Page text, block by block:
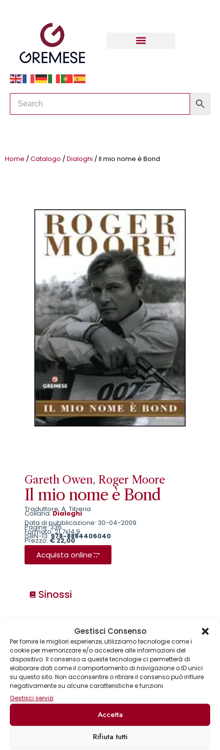
Gestisci Consenso
Per fornire le migliori esperienze, utilizziamo tecnologie come i
cookie per memorizzare e/o accedere alle informazioni del
dispositivo. Il consenso a queste tecnologie ci permetterà di
elaborare dati come il comportamento di navigazione o ID unici
su questo sito. Non acconsentire o ritirare il consenso può influire
negativamente su alcune caratteristiche e funzioni.
Gestisci servizi
Accetta
Rifiuta tutti
Home /Catalogo /Dialoghi / Il mio nome è Bond
Gareth Owen, Roger Moore
Il mio nome è Bond
Traduttore: A. Tiberia
Collana:Dialoghi
Data di pubblicazione: 30-04-2009
Pagine: 336
Formato: 21,7x14,9
ISBN-13:978-8884406040
Prezzo:€ 22,00
Acquista online
Sinossi
Astronomia & dintorni
Bear Grylls adventures
Biblioteca delle arti
Biblioteca gastronomica
Cinema e miti
Crimen
Dialoghi
Effetto cinema